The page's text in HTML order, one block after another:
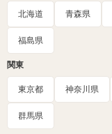
北海道 青森県
福島県
関東
東京都 神奈川県
群馬県